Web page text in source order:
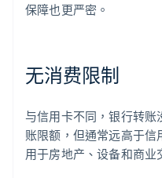
保障也更严密。
无消费限制
与信用卡不同，银行转
账限额，但通常远高于
用于房地产、设备和商业